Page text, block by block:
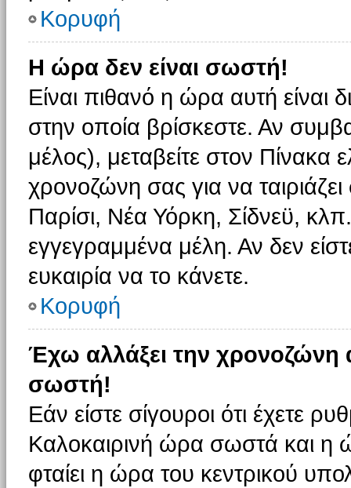
Κορυφή
Η ώρα δεν είναι σωστή!
Είναι πιθανό η ώρα αυτή είναι
στην οποία βρίσκεστε. Αν
μέλος), μεταβείτε στον Πίνακα
χρονοζώνη σας για να
Παρίσι, Νέα Υόρκη, Σίδνεϋ,
εγγεγραμμένα μέλη. Αν δεν
ευκαιρία να το κάνετε.
Κορυφή
Έχω αλλάξει την χρονοζώνη
σωστή!
Εάν είστε σίγουροι ότι έχετε
Καλοκαιρινή ώρα σωστά και η
φταίει η ώρα του κεντρικού